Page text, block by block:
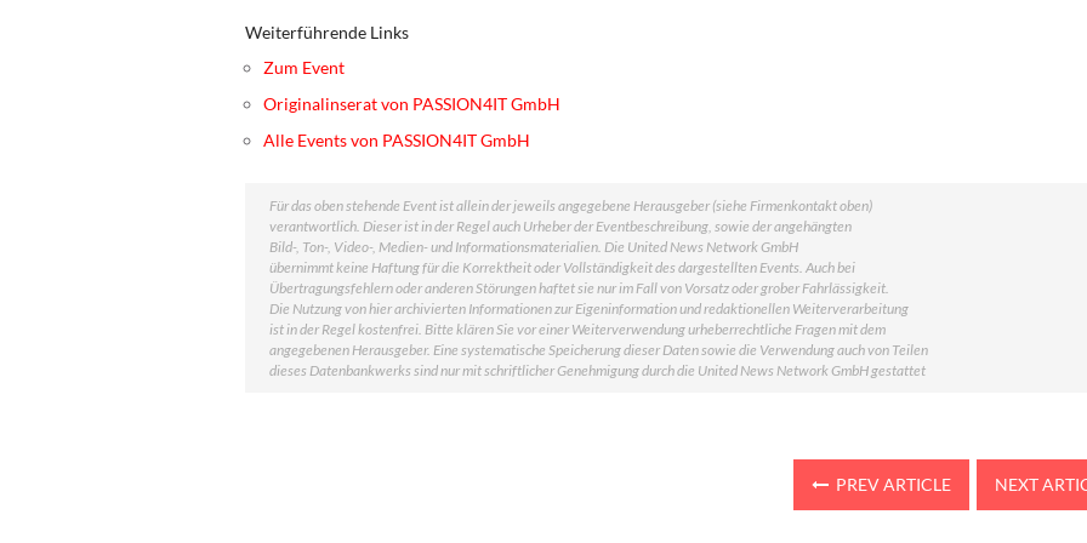
Weiterführende Links
Zum Event
Originalinserat von PASSION4IT GmbH
Alle Events von PASSION4IT GmbH
Für das oben stehende Event ist allein der jeweils angegebene Herausgeber (siehe Firmenkontakt oben)
verantwortlich. Dieser ist in der Regel auch Urheber der Eventbeschreibung, sowie der angehängten
Bild-, Ton-, Video-, Medien- und Informationsmaterialien. Die United News Network GmbH
übernimmt keine Haftung für die Korrektheit oder Vollständigkeit des dargestellten Events. Auch bei
Übertragungsfehlern oder anderen Störungen haftet sie nur im Fall von Vorsatz oder grober Fahrlässigkeit.
Die Nutzung von hier archivierten Informationen zur Eigeninformation und redaktionellen Weiterverarbeitung
ist in der Regel kostenfrei. Bitte klären Sie vor einer Weiterverwendung urheberrechtliche Fragen mit dem
angegebenen Herausgeber. Eine systematische Speicherung dieser Daten sowie die Verwendung auch von Teilen
dieses Datenbankwerks sind nur mit schriftlicher Genehmigung durch die United News Network GmbH gestattet
PREV ARTICLE NEXT